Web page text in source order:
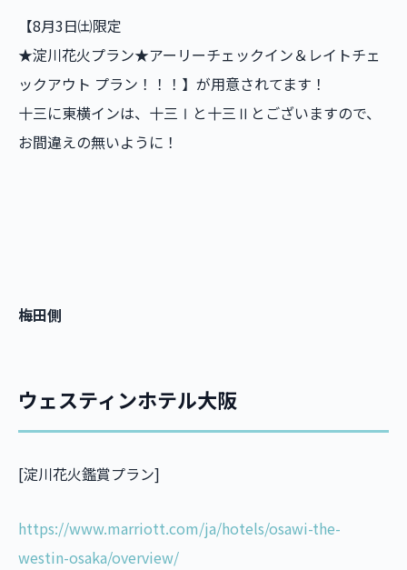
【8月3日㈯限定
★淀川花火プラン★アーリーチェックイン＆レイトチェ
ックアウト プラン！！！】が用意されてます！
十三に東横インは、十三Ⅰと十三Ⅱとございますので、
お間違えの無いように！
梅田側
ウェスティンホテル大阪
[淀川花火鑑賞プラン]
https://www.marriott.com/ja/hotels/osawi-the-
westin-osaka/overview/